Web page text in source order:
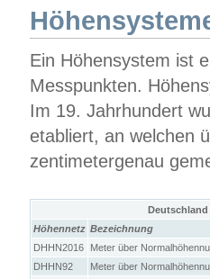
Ein Höhensystem ist
Messpunkten.
Im 19. Jahrhundert
etabliert, an welchen
zentimetergenau
Höhennetz Bezeichnung
DHHN2016
Meter über
DHHN92
Meter über